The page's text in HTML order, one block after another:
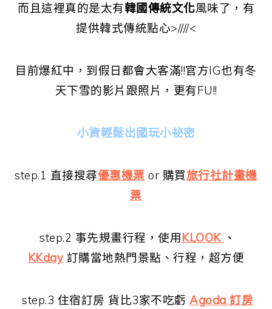
而且這裡真的是太有韓國傳統文化風味了，有
提供韓式傳統點心>////<
目前爆紅中，到假日都會大客滿!!官方IG也有冬
天下雪的影片跟照片，更有FU!!
小資輕鬆出國玩小祕密
step.1 直接搜尋優惠機票 or 購買旅行社計畫機
票
step.2 事先規畫行程，使用KLOOK 、
KKday 訂購當地熱門景點、行程，超方便
step.3 住宿訂房 貨比3家不吃虧Agoda 訂房